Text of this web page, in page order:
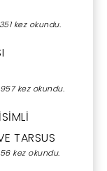
kez okundu.
kez okundu.
TARSUS
kez okundu.